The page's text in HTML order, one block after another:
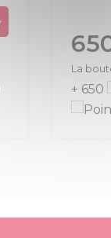
Prix
La
+ 650